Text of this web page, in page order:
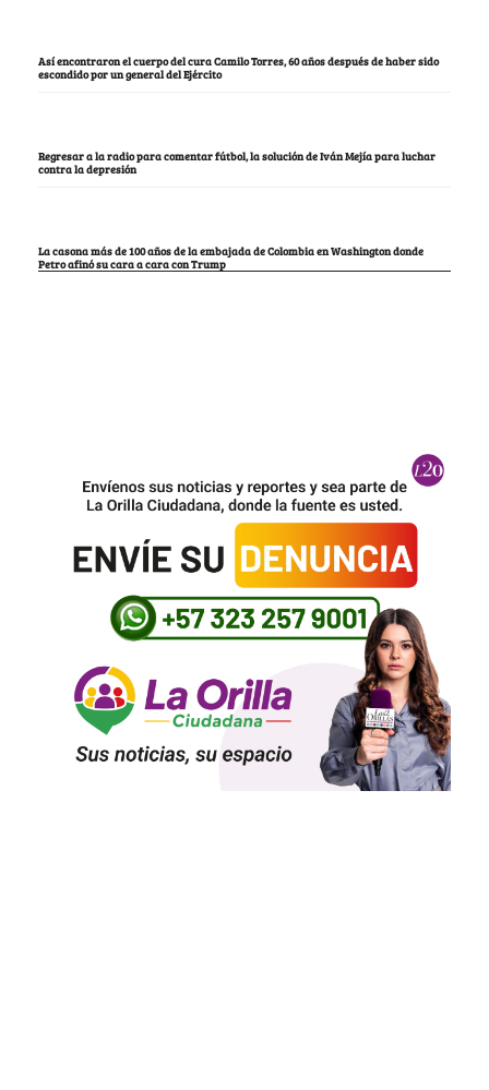
Así encontraron el cuerpo del cura Camilo Torres, 60 años después de haber sido
escondido por un general del Ejército
Regresar a la radio para comentar fútbol, la solución de Iván Mejía para luchar
contra la depresión
La casona más de 100 años de la embajada de Colombia en Washington donde
Petro afinó su cara a cara con Trump